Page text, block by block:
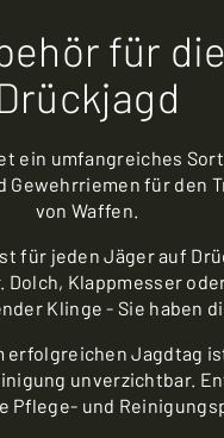
für die
ein umfangreiches
Gewehrriemen für den
von Waffen.
für jeden Jäger auf
Dolch, Klappmesser
Klinge - Sie haben
erfolgreichen Jagdtag
unverzichtbar.
Pflege- und